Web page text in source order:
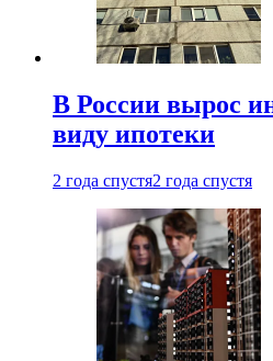
В России вырос
виду ипотеки
2 года спустя2 года спустя